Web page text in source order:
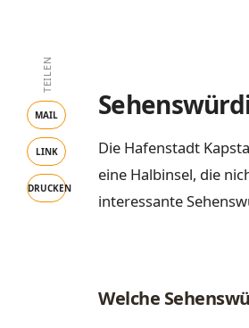
TEILEN
MAIL
LINK
DRUCKEN
Die Hafenstadt
eine Halbinsel, die
interessante
Welche